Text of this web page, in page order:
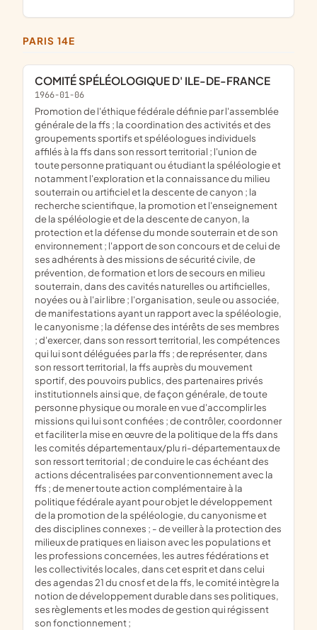
PARIS 14E
COMITÉ SPÉLÉOLOGIQUE D' ILE-DE-FRANCE
1966-01-06
promotion de l'éthique fédérale définie par l'assemblée
générale de la ffs ; la coordination des activités et des
groupements sportifs et spéléologues individuels
affilés à la ffs dans son ressort territorial ; l'union de
toute personne pratiquant ou étudiant la spéléologie et
notamment l'exploration et la connaissance du milieu
souterrain ou artificiel et la descente de canyon ; la
recherche scientifique, la promotion et l'enseignement
de la spéléologie et de la descente de canyon, la
protection et la défense du monde souterrain et de son
environnement ; l'apport de son concours et de celui de
ses adhérents à des missions de sécurité civile, de
prévention, de formation et lors de secours en milieu
souterrain, dans des cavités naturelles ou artificielles,
noyées ou à l'air libre ; l'organisation, seule ou associée,
de manifestations ayant un rapport avec la spéléologie,
le canyonisme ; la défense des intérêts de ses membres
; d'exercer, dans son ressort territorial, les compétences
qui lui sont déléguées par la ffs ; de représenter, dans
son ressort territorial, la ffs auprès du mouvement
sportif, des pouvoirs publics, des partenaires privés
institutionnels ainsi que, de façon générale, de toute
personne physique ou morale en vue d'accomplir les
missions qui lui sont confiées ; de contrôler, coordonner
et faciliter la mise en œuvre de la politique de la ffs dans
les comités départementaux/plu ri-départementaux de
son ressort territorial ; de conduire le cas échéant des
actions décentralisées par conventionnement avec la
ffs ; de mener toute action complémentaire à la
politique fédérale ayant pour objet le développement
de la promotion de la spéléologie, du canyonisme et
des disciplines connexes ; - de veiller à la protection des
milieux de pratiques en liaison avec les populations et
les professions concernées, les autres fédérations et
les collectivités locales, dans cet esprit et dans celui
des agendas 21 du cnosf et de la ffs, le comité intègre la
notion de développement durable dans ses politiques,
ses règlements et les modes de gestion qui régissent
son fonctionnement ;